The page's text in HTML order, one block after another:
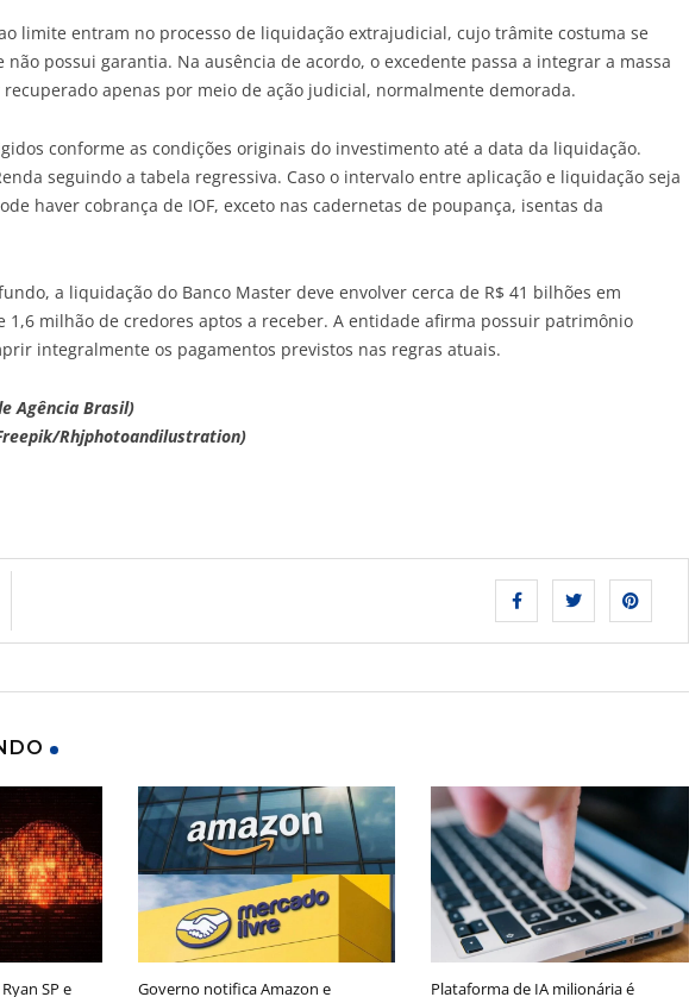
limite entram no processo de liquidação extrajudicial, cujo trâmite costuma se
não possui garantia. Na ausência de acordo, o excedente passa a integrar a massa
apenas por meio de ação judicial, normalmente demorada.
conforme as condições originais do investimento até a data da liquidação.
seguindo a tabela regressiva. Caso o intervalo entre aplicação e liquidação seja
haver cobrança de IOF, exceto nas cadernetas de poupança, isentas da
a liquidação do Banco Master deve envolver cerca de R$ 41 bilhões em
1,6 milhão de credores aptos a receber. A entidade afirma possuir patrimônio
integralmente os pagamentos previstos nas regras atuais.
Agência Brasil)
Rhjphotoandilustration)
SP e Governo notifica Amazon e Plataforma de IA milionária é